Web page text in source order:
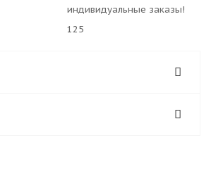
индивидуальные заказы!
125